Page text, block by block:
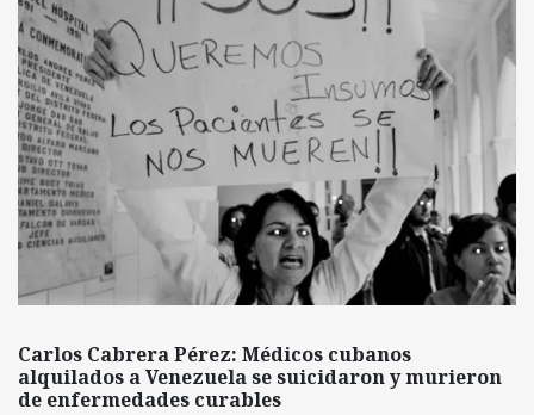
Carlos Cabrera Pérez: Médicos cubanos
alquilados a Venezuela se suicidaron y murieron
de enfermedades curables